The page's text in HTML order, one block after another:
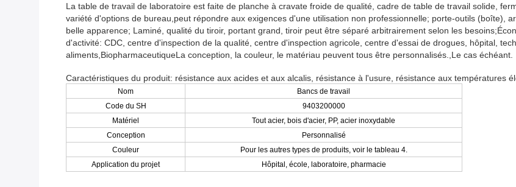
La table de travail de laboratoire est faite de planche à cravate froide de qualité, cadre de table de travail solide,
variété d'options de bureau,peut répondre aux exigences d'une utilisation non professionnelle; porte-outils (boîte),
belle apparence; Laminé, qualité du tiroir, portant grand, tiroir peut être séparé arbitrairement selon les
d'activité: CDC, centre d'inspection de la qualité, centre d'inspection agricole, centre d'essai de drogues, hôpital,
aliments,BiopharmaceutiqueLa conception, la couleur, le matériau peuvent tous être personnalisés.,Le cas échéant.
Caractéristiques du produit: résistance aux acides et aux alcalis, résistance à l'usure, résistance aux températures
Nom
Bancs de travail
Code du SH
9403200000
Matériel
Tout acier, bois d'acier, PP, acier inoxydable
Conception
Personnalisé
Couleur
Pour les autres types de produits, voir le tableau 4.
Application du projet
Hôpital, école, laboratoire, pharmacie